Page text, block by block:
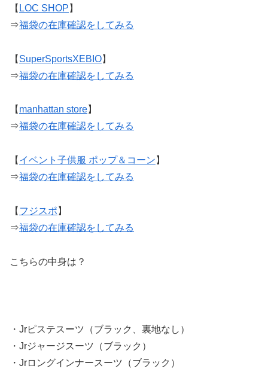
【 LOC SHOP 】
⇒福袋の在庫確認をしてみる
【 SuperSportsXEBIO】
⇒福袋の在庫確認をしてみる
【 manhattan store】
⇒福袋の在庫確認をしてみる
【 イベント子供服 ポップ＆コーン 】
⇒福袋の在庫確認をしてみる
【 フジスポ 】
⇒福袋の在庫確認をしてみる
こちらの中身は？
・Jrピステスーツ（ブラック、裏地なし）
・Jrジャージスーツ（ブラック）
・Jrロングインナースーツ（ブラック）